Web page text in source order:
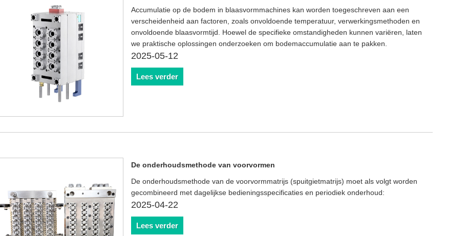
Accumulatie op de bodem in blaasvormmachines kan worden toegeschreven aan een
verscheidenheid aan factoren, zoals onvoldoende temperatuur, verwerkingsmethoden en
onvoldoende blaasvormtijd. Hoewel de specifieke omstandigheden kunnen variëren, laten
we praktische oplossingen onderzoeken om bodemaccumulatie aan te pakken.
2025-05-12
Lees verder
De onderhoudsmethode van voorvormen
De onderhoudsmethode van de voorvormmatrijs (spuitgietmatrijs) moet als volgt worden
gecombineerd met dagelijkse bedieningsspecificaties en periodiek onderhoud:
2025-04-22
Lees verder